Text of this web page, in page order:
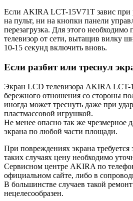
Если AKIRA LCT-15V71T завис при
на пульт, ни на кнопки панели
перезагрузка. Для этого
телевизор от сети, вытащив вилку
10-15 секунд включить вновь.
Если разбит или треснул
Экран LCD телевизора AKIRA LCT-
бережного отношения со стороны
иногда может треснуть даже при
пластмассовой игрушкой.
Не менее опасно так же чрезмерное
экрана по любой части площади.
При повреждениях экрана
таких случаях цену необходимо
Сервисном центре AKIRA по
официальном сайте, либо в
В большинстве случаев такой
нецелесообразен.